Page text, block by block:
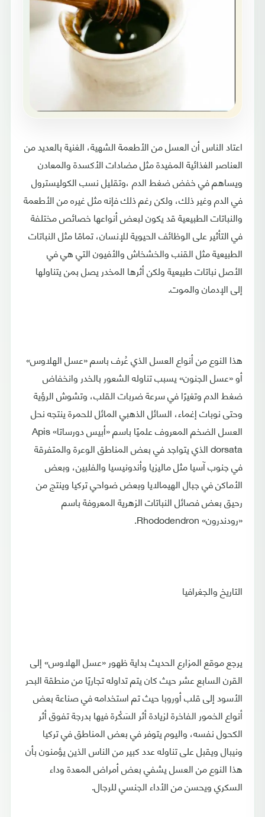
اعتاد الناس أن العسل من الأطعمة الشهية، الغنية بالعديد من
العناصر الغذائية المفيدة مثل مضادات الأكسدة والمعادن
ويساهم في خفض ضغط الدم ،وتقليل نسب الكوليسترول
في الدم وغير ذلك، ولكن رغم ذلك فإنه مثل غيره من الأطعمة
والنباتات الطبيعية قد يكون لبعض أنواعها خصائص مختلفة
في التأثير على الوظائف الحيوية للإنسان، تمامًا مثل النباتات
الطبيعية مثل القنب والخشخاش والأفيون التي هي في
الأصل نباتات طبيعية ولكن أثرها المخدر يصل بمن يتناولها
إلى الإدمان والموت.
هذا النوع من أنواع العسل الذي عُرف باسم «عسل الهلاوس»
أو «عسل الجنون» يسبب تناوله الشعور بالخدر وانخفاض
ضغط الدم وتغيرًا في سرعة ضربات القلب، وتشوش الرؤية
وحتى نوبات إغماء، السائل الذهبي المائل للحمرة ينتجه نحل
العسل الضخم المعروف علميًا باسم «أبيس دورساتا» Apis
dorsata الذي يتواجد في بعض المناطق الوعرة والمتفرقة
في جنوب آسيا مثل ماليزيا وأندونيسيا والفلبين، وبعض
الأماكن في جبال الهيمالايا وبعض ضواحي تركيا وينتج من
رحيق بعض فصائل النباتات الزهرية المعروفة باسم
«رودندرون» Rhododendron.
التاريخ والجغرافيا
يرجع موقع المزارع الحديث بداية ظهور «عسل الهلاوس» إلى
القرن السابع عشر حيث كان يتم تداوله تجاريًا من منطقة البحر
الأسود إلى قلب أوروبا حيث تم استخدامه في صناعة بعض
أنواع الخمور الفاخرة لزيادة أثر السَكْرة فيها بدرجة تفوق أثر
الكحول نفسه، واليوم يتوفر في بعض المناطق في تركيا
ونيبال ويقبل على تناوله عدد كبير من الناس الذين يؤمنون بأن
هذا النوع من العسل يشفي بعض أمراض المعدة وداء
السكري ويحسن من الأداء الجنسي للرجال.